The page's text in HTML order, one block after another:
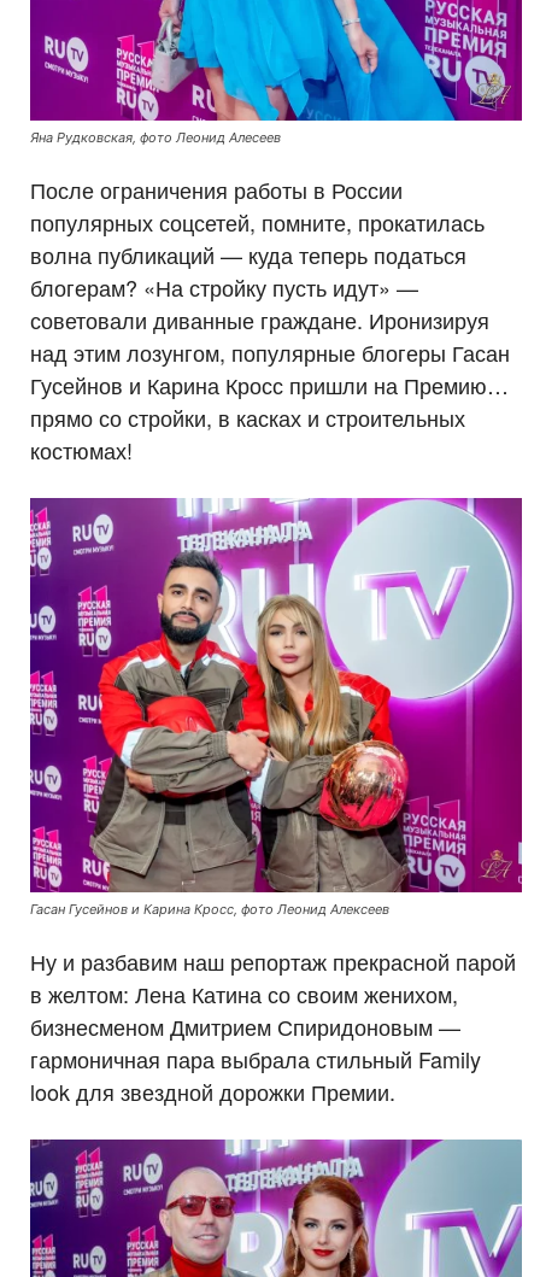
Яна Рудковская, фото Леонид Алесеев
После ограничения работы в России
популярных соцсетей, помните, прокатилась
волна публикаций — куда теперь податься
блогерам? «На стройку пусть идут» —
советовали диванные граждане. Иронизируя
над этим лозунгом, популярные блогеры Гасан
Гусейнов и Карина Кросс пришли на Премию…
прямо со стройки, в касках и строительных
костюмах!
Гасан Гусейнов и Карина Кросс, фото Леонид Алексеев
Ну и разбавим наш репортаж прекрасной парой
в желтом: Лена Катина со своим женихом,
бизнесменом Дмитрием Спиридоновым —
гармоничная пара выбрала стильный Family
look для звездной дорожки Премии.